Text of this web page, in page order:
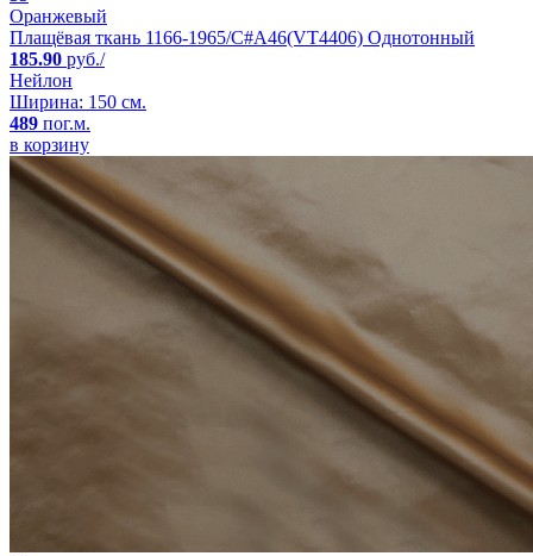
Оранжевый
Плащёвая ткань 1166-1965/C#A46(VT4406) Однотонный
185.90 руб./
Нейлон
Ширина: 150 см.
489 пог.м.
в корзину